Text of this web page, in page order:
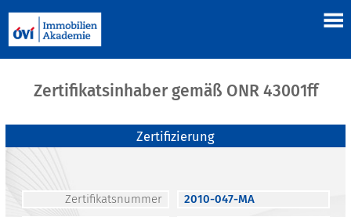
Zertifikatsinhaber gemäß ONR 43001ff
Zertifizierung
Zertifikatsnummer
2010-047-MA